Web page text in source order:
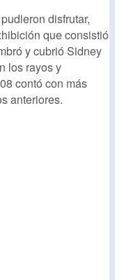
disfrutar,
que consistió
y cubrió Sidney
los rayos y
contó con más
anteriores.